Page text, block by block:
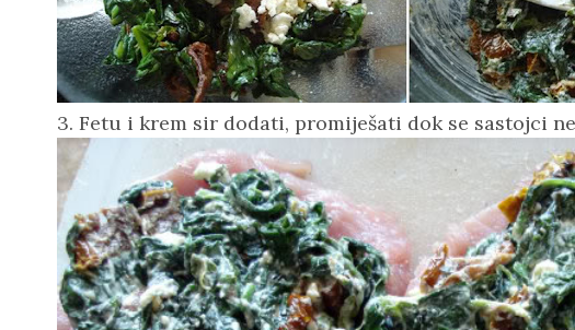
3. Fetu i krem sir dodati, promiješati dok se sastojci